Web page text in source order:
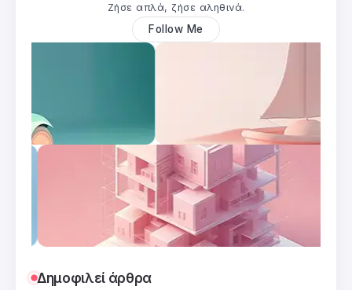
Ζήσε απλά, ζήσε αληθινά.
Follow Me
Δημοφιλεί άρθρα